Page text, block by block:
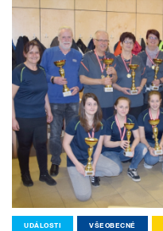
UDÁLOSTI VŠEOBECNÉ